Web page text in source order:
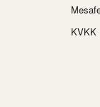
KVKK